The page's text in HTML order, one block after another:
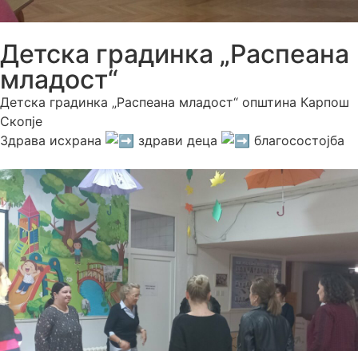
Детска градинка „Распеана
младост“
Детска градинка „Распеана младост“ општина Карпош
Скопје
Здрава исхрана
здрави деца благосостојба